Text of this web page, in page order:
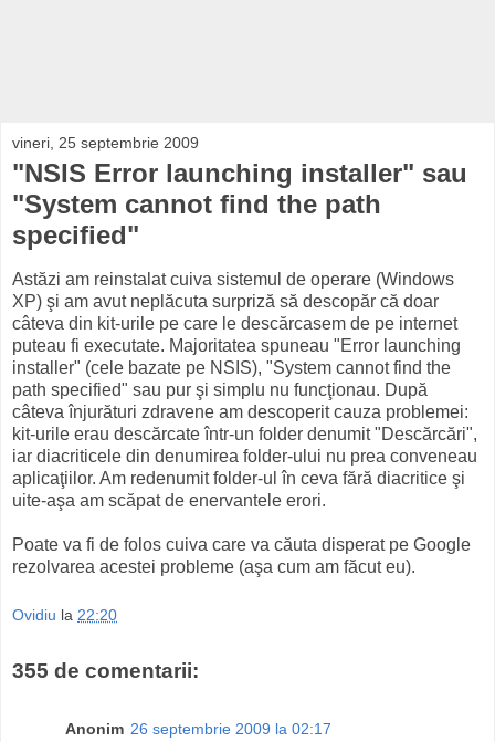
vineri, 25 septembrie 2009
"NSIS Error launching installer" sau
"System cannot find the path
specified"
Astăzi am reinstalat cuiva sistemul de operare (Windows
XP) şi am avut neplăcuta surpriză să descopăr că doar
câteva din kit-urile pe care le descărcasem de pe internet
puteau fi executate. Majoritatea spuneau "Error launching
installer" (cele bazate pe NSIS), "System cannot find the
path specified" sau pur şi simplu nu funcţionau. După
câteva înjurături zdravene am descoperit cauza problemei:
kit-urile erau descărcate într-un folder denumit "Descărcări",
iar diacriticele din denumirea folder-ului nu prea conveneau
aplicaţiilor. Am redenumit folder-ul în ceva fără diacritice şi
uite-aşa am scăpat de enervantele erori.
Poate va fi de folos cuiva care va căuta disperat pe Google
rezolvarea acestei probleme (aşa cum am făcut eu).
Ovidiu la 22:20
355 de comentarii:
Anonim 26 septembrie 2009 la 02:17